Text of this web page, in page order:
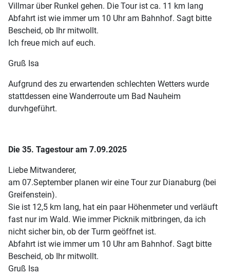
Villmar über Runkel gehen. Die Tour ist ca. 11 km lang
Abfahrt ist wie immer um 10 Uhr am Bahnhof. Sagt bitte
Bescheid, ob Ihr mitwollt.
Ich freue mich auf euch.
Gruß Isa
Aufgrund des zu erwartenden schlechten Wetters wurde
stattdessen eine Wanderroute um Bad Nauheim
durvhgeführt.
Die 35. Tagestour am 7.09.2025
Liebe Mitwanderer,
am 07.September planen wir eine Tour zur Dianaburg (bei
Greifenstein).
Sie ist 12,5 km lang, hat ein paar Höhenmeter und verläuft
fast nur im Wald. Wie immer Picknik mitbringen, da ich
nicht sicher bin, ob der Turm geöffnet ist.
Abfahrt ist wie immer um 10 Uhr am Bahnhof. Sagt bitte
Bescheid, ob Ihr mitwollt.
Gruß Isa